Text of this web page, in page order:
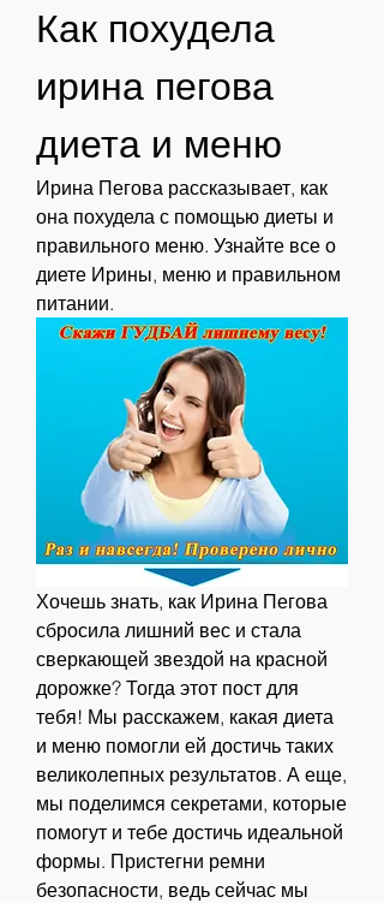
Как похудела
ирина пегова
диета и меню
Ирина Пегова рассказывает, как
она похудела с помощью диеты и
правильного меню. Узнайте все о
диете Ирины, меню и правильном
питании.
Хочешь знать, как Ирина Пегова
сбросила лишний вес и стала
сверкающей звездой на красной
дорожке? Тогда этот пост для
тебя! Мы расскажем, какая диета
и меню помогли ей достичь таких
великолепных результатов. А еще,
мы поделимся секретами, которые
помогут и тебе достичь идеальной
формы. Пристегни ремни
безопасности, ведь сейчас мы